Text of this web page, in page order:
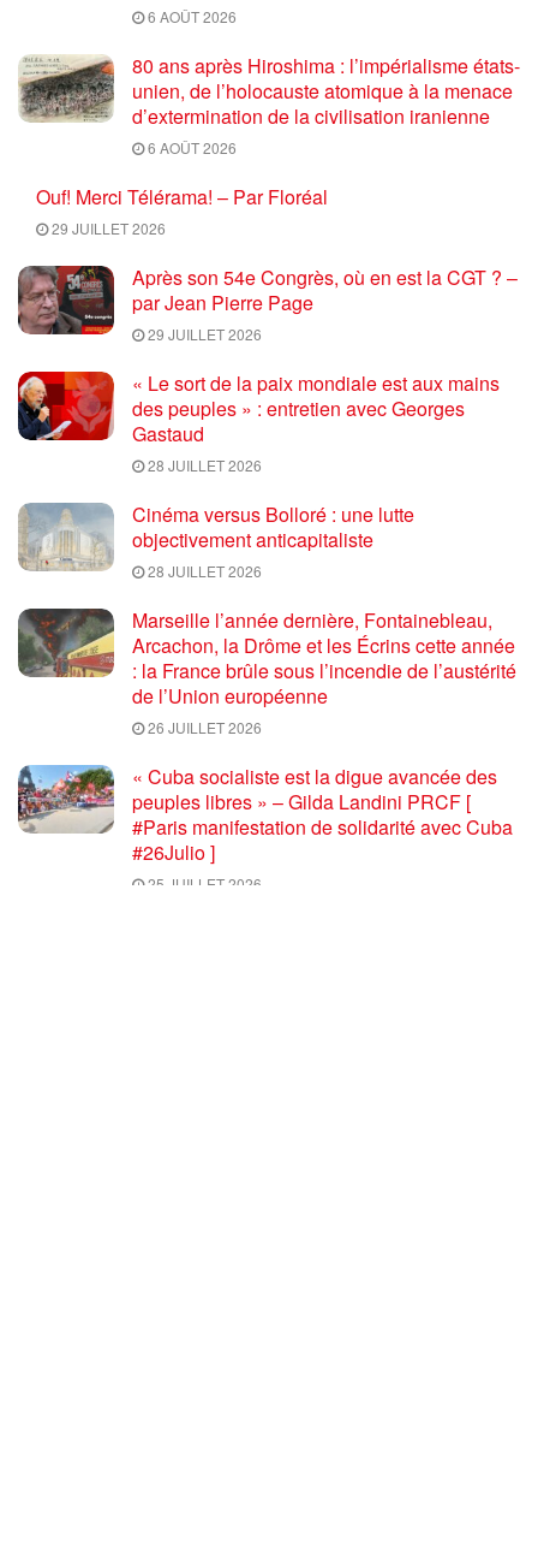
6 AOÛT 2026
80 ans après Hiroshima : l’impérialisme états-
unien, de l’holocauste atomique à la menace
d’extermination de la civilisation iranienne
6 AOÛT 2026
Ouf! Merci Télérama! – Par Floréal
29 JUILLET 2026
Après son 54e Congrès, où en est la CGT ? –
par Jean Pierre Page
29 JUILLET 2026
« Le sort de la paix mondiale est aux mains
des peuples » : entretien avec Georges
Gastaud
28 JUILLET 2026
Cinéma versus Bolloré : une lutte
objectivement anticapitaliste
28 JUILLET 2026
Marseille l’année dernière, Fontainebleau,
Arcachon, la Drôme et les Écrins cette année
: la France brûle sous l’incendie de l’austérité
de l’Union européenne
26 JUILLET 2026
« Cuba socialiste est la digue avancée des
peuples libres » – Gilda Landini PRCF [
#Paris manifestation de solidarité avec Cuba
#26Julio ]
25 JUILLET 2026